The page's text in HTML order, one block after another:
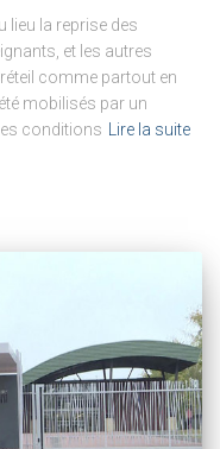
lieu la reprise des
et les autres
comme partout en
mobilisés par un
conditions
Lire la suite